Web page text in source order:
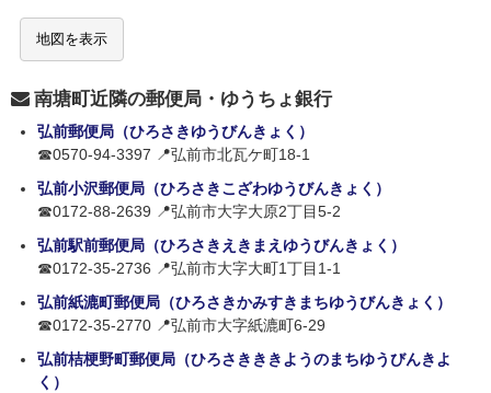
地図を表示
南塘町近隣の郵便局・ゆうちょ銀行
弘前郵便局（ひろさきゆうびんきょく）
☎0570-94-3397 📍弘前市北瓦ケ町18-1
弘前小沢郵便局（ひろさきこざわゆうびんきょく）
☎0172-88-2639 📍弘前市大字大原2丁目5-2
弘前駅前郵便局（ひろさきえきまえゆうびんきょく）
☎0172-35-2736 📍弘前市大字大町1丁目1-1
弘前紙漉町郵便局（ひろさきかみすきまちゆうびんきょく）
☎0172-35-2770 📍弘前市大字紙漉町6-29
弘前桔梗野町郵便局（ひろさきききようのまちゆうびんきよ
く）